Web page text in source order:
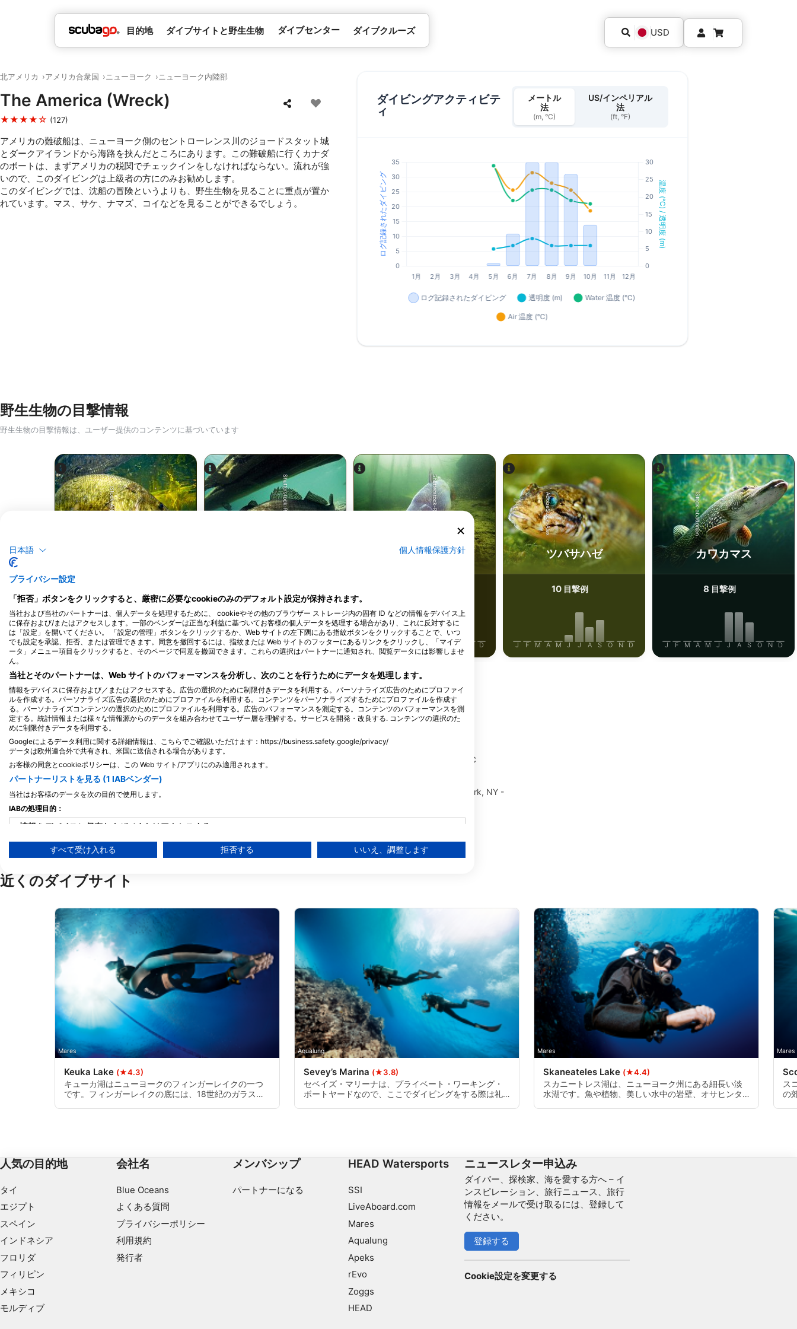
目的地 ダイブサイトと野生生物 ダイブセンター ダイブクルーズ USD
北アメリカ アメリカ合衆国 ニューヨーク ニューヨーク内陸部
The America (Wreck)
★★★★☆ (127)
アメリカの難破船は、ニューヨーク側のセントローレンス川のジョードスタット城
とダークアイランドから海路を挟んだところにあります。この難破船に行くカナダ
のボートは、まずアメリカの税関でチェックインをしなければならない。流れが強
いので、このダイビングは上級者の方にのみお勧めします。
このダイビングでは、沈船の冒険というよりも、野生生物を見ることに重点が置か
れています。マス、サケ、ナマズ、コイなどを見ることができるでしょう。
ダイビングアクティビテ
ィ
メートル
法
(m, °C)
US/インペリアル
法
(ft, °F)
野生生物の目撃情報
野生生物の目撃情報は、ユーザー提供のコンテンツに基づいています
iStock-ANDY_BOWLIN
J F M A M J J A S O N D
Shutterstock-Rostislav Stefanek
J F M A M J J A S O N D
Shutterstock-Rostislav Stefanek
コイ
J F M A M J A S D
AdobeStock-Alex
ツバサハゼ
10 目撃例
J F M A M J J A S O N D
iStock-abadonian
カワカマス
8 目撃例
J F M A M J J A S O N D
このダイビングサイトに対応するダイビングセンター
Scuba Venture Inc
2501 Penn Ave, 19609 Reading, PA - ア
1164 Route 9G, 12538 Hyde Park, NY -
近くのダイブサイト
Mares
Keuka Lake (★4.3)
キューカ湖はニューヨークのフィンガーレイクの一つ
です。フィンガーレイクの底には、18世紀のガラス瓶
Aqualung
Sevey’s Marina (★3.8)
セベイズ・マリーナは、プライベート・ワーキング・
ボートヤードなので、ここでダイビングをする際は礼
Mares
Skaneateles Lake (★4.4)
スカニートレス湖は、ニューヨーク州にある細長い淡
水湖です。魚や植物、美しい水中の岩壁、オサヒンタ
Mares
ス
の
人気の目的地
タイ
エジプト
スペイン
インドネシア
フロリダ
フィリピン
メキシコ
モルディブ
会社名
Blue Oceans
よくある質問
プライバシーポリシー
利用規約
発行者
メンバシップ
パートナーになる
HEAD Watersports
SSI
LiveAboard.com
Mares
Aqualung
Apeks
rEvo
Zoggs
HEAD
ニュースレター申込み
ダイバー、探検家、海を愛する方へ – イ
ンスピレーション、旅行ニュース、旅行
情報をメールで受け取るには、登録して
ください。
登録する
Cookie設定を変更する
日本語 個人情報保護方針
プライバシー設定
「拒否」ボタンをクリックすると、厳密に必要なcookieのみのデフォルト設定が保持されます。
当社および当社のパートナーは、個人データを処理するために、 cookieやその他のブラウザー ストレージ内の固有 ID などの情報をデバイス上
に保存および/またはアクセスします。一部のベンダーは正当な利益に基づいてお客様の個人データを処理する場合があり、これに反対するに
は「設定」を開いてください。 「設定の管理」ボタンをクリックするか、Web サイトの左下隅にある指紋ボタンをクリックすることで、いつ
でも設定を承認、拒否、または管理できます。同意を撤回するには、指紋または Web サイトのフッターにあるリンクをクリックし、「マイデ
ータ」メニュー項目をクリックすると、そのページで同意を撤回できます。これらの選択はパートナーに通知され、閲覧データには影響しませ
ん。
当社とそのパートナーは、Web サイトのパフォーマンスを分析し、次のことを行うためにデータを処理します。
情報をデバイスに保存および／またはアクセスする。広告の選択のために制限付きデータを利用する。パーソナライズ広告のためにプロファイ
ルを作成する。パーソナライズ広告の選択のためにプロファイルを利用する。コンテンツをパーソナライズするためにプロファイルを作成す
る。パーソナライズコンテンツの選択のためにプロファイルを利用する。広告のパフォーマンスを測定する。コンテンツのパフォーマンスを測
定する。統計情報または様々な情報源からのデータを組み合わせてユーザー層を理解する。サービスを開発・改良する. コンテンツの選択のた
めに制限付きデータを利用する。
Googleによるデータ利用に関する詳細情報は、こちらでご確認いただけます：https://business.safety.google/privacy/
データは欧州連合外で共有され、米国に送信される場合があります。
お客様の同意とcookieポリシーは、この Web サイト/アプリにのみ適用されます。
パートナーリストを見る (1 IABベンダー)
当社はお客様のデータを次の目的で使用します。
IABの処理目的：
情報をデバイスに保存および／またはアクセスする
広告の選択のために制限付きデータを利用する
パーソナライズ広告のためにプロファイルを作成する
コンテンツをパーソナライズするためにプロファイルを作成する
パーソナライズコンテンツの選択のためにプロファイルを利用する
広告のパフォーマンスを測定する
コンテンツのパフォーマンスを測定する
統計情報または様々な情報源からのデータを組み合わせてユーザー層を理解する
サービスを開発・改良する
コンテンツの選択のために制限付きデータを利用する
正確な位置情報データを利用する
必要
機能的
広告
すべて受け入れる 拒否する いいえ、調整します